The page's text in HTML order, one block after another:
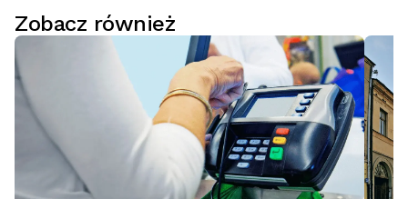
Zobacz również